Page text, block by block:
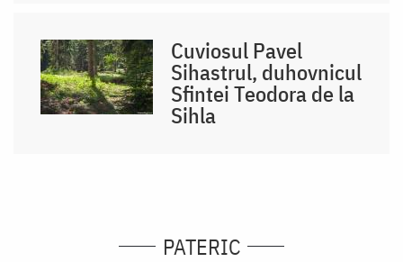
Cuviosul Pavel
Sihastrul, duhovnicul
Sfintei Teodora de la
Sihla
PATERIC